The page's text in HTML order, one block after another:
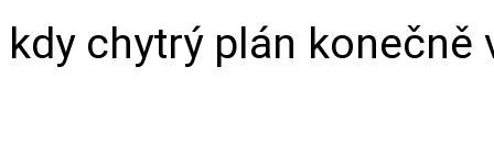
kdy chytrý plán konečně